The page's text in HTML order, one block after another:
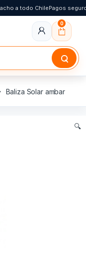
a todo ChilePagos
0
Baliza Solar ambar
🔍